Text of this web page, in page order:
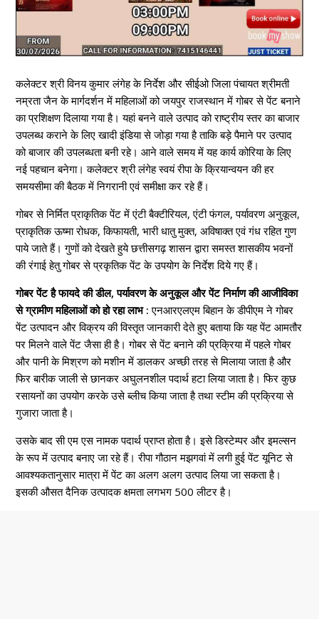
कलेक्टर श्री विनय कुमार लंगेह के निर्देश और सीईओ जिला पंचायत श्रीमती
नम्रता जैन के मार्गदर्शन में महिलाओं को जयपुर राजस्थान में गोबर से पेंट बनाने
का प्रशिक्षण दिलाया गया है। यहां बनने वाले उत्पाद को राष्ट्रीय स्तर का बाजार
उपलब्ध कराने के लिए खादी इंडिया से जोड़ा गया है ताकि बड़े पैमाने पर उत्पाद
को बाजार की उपलब्धता बनी रहे। आने वाले समय में यह कार्य कोरिया के लिए
नई पहचान बनेगा। कलेक्टर श्री लंगेह स्वयं रीपा के क्रियान्वयन की हर
समयसीमा की बैठक में निगरानी एवं समीक्षा कर रहे हैं।
गोबर से निर्मित प्राकृतिक पेंट में एंटी बैक्टीरियल, एंटी फंगल, पर्यावरण अनुकूल,
प्राकृतिक ऊष्मा रोधक, किफायती, भारी धातु मुक्त, अविषाक्त एवं गंध रहित गुण
पाये जाते हैं। गुणों को देखते हुये छत्तीसगढ़ शासन द्वारा समस्त शासकीय भवनों
की रंगाई हेतु गोबर से प्रकृतिक पेंट के उपयोग के निर्देश दिये गए हैं।
गोबर पेंट है फायदे की डील, पर्यावरण के अनुकूल और पेंट निर्माण की आजीविका
से ग्रामीण महिलाओं को हो रहा लाभ :एनआरएलएम बिहान के डीपीएम ने गोबर
पेंट उत्पादन और विक्रय की विस्तृत जानकारी देते हुए बताया कि यह पेंट आमतौर
पर मिलने वाले पेंट जैसा ही है। गोबर से पेंट बनाने की प्रक्रिया में पहले गोबर
और पानी के मिश्रण को मशीन में डालकर अच्छी तरह से मिलाया जाता है और
फिर बारीक जाली से छानकर अघुलनशील पदार्थ हटा लिया जाता है। फिर कुछ
रसायनों का उपयोग करके उसे ब्लीच किया जाता है तथा स्टीम की प्रक्रिया से
गुजारा जाता है।
उसके बाद सी एम एस नामक पदार्थ प्राप्त होता है। इसे डिस्टेम्पर और इमल्सन
के रूप में उत्पाद बनाए जा रहे हैं। रीपा गौठान मझगवां में लगी हुई पेंट यूनिट से
आवश्यकतानुसार मात्रा में पेंट का अलग अलग उत्पाद लिया जा सकता है।
इसकी औसत दैनिक उत्पादक क्षमता लगभग 500 लीटर है।